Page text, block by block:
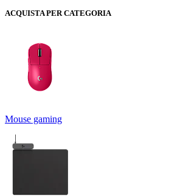
ACQUISTA PER CATEGORIA
Mouse gaming